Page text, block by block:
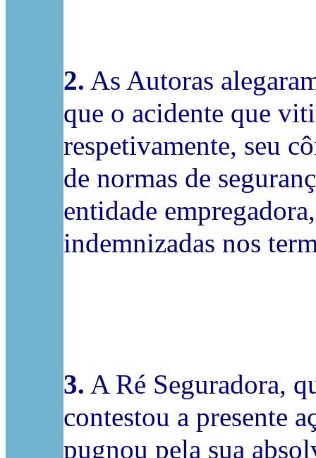
2. As Autoras
que o acidente que
respetivamente, seu
de normas de
entidade
indemnizadas nos
3. A Ré Seguradora,
contestou a presente
pugnou pela sua